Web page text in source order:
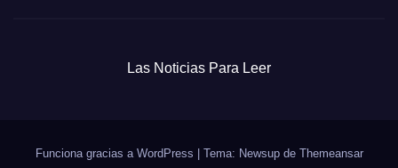
Las Noticias Para Leer
Funciona gracias a WordPress Tema: Newsup de Themeansar